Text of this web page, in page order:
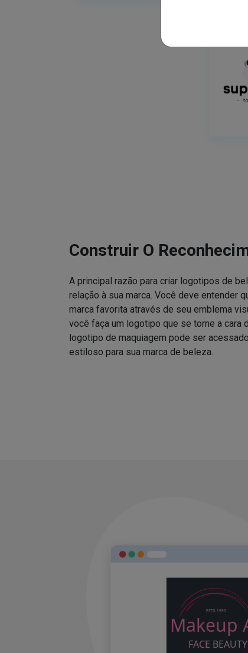
Construir O
A principal razão para criar logotipos de
relação à sua marca. Você deve entender
marca favorita através de seu emblema
você faça um logotipo que se torne a cara
logotipo de maquiagem pode ser
estiloso para sua marca de beleza.